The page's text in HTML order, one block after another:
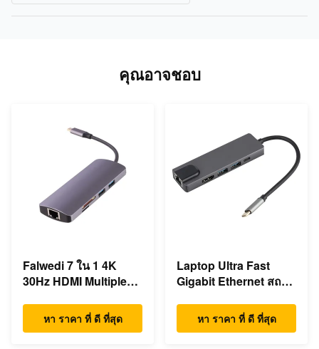
คุณอาจชอบ
Falwedi 7 ใน 1 4K
30Hz HDMI Multiple
หา ราคา ที่ ดี ที่สุด
Laptop Ultra Fast
Gigabit Ethernet สถานี
หา ราคา ที่ ดี ที่สุด